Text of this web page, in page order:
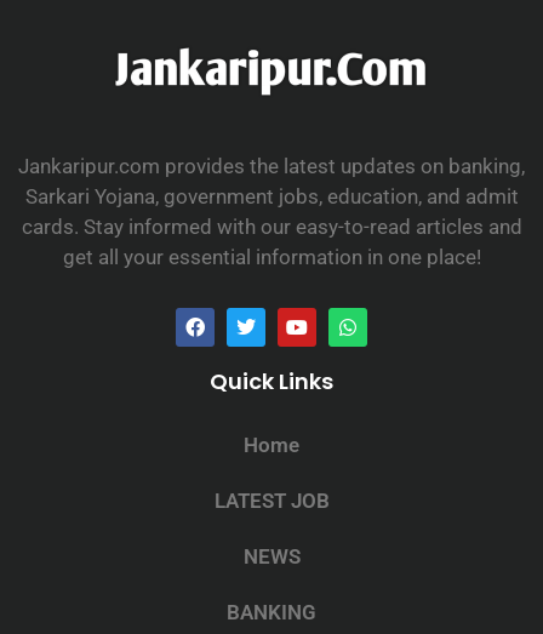
Jankaripur.com provides the latest updates on banking,
Sarkari Yojana, government jobs, education, and admit
cards. Stay informed with our easy-to-read articles and
get all your essential information in one place!
Quick Links
Home
LATEST JOB
NEWS
BANKING